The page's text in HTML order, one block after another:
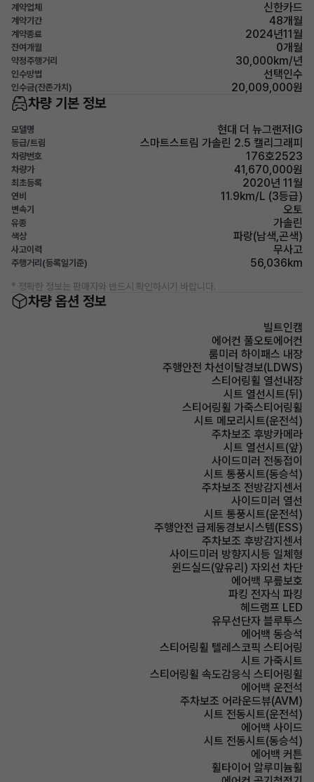
계약업체 신한카드
계약기간 48개월
계약종료 2024년11월
잔여개월 0개월
약정주행거리 30,000km/년
인수방법 선택인수
인수금(잔존가치) 20,009,000원
차량 기본 정보
모델명 현대 더 뉴그랜저IG
등급/트림 스마트스트림 가솔린 2.5 캘리그래피
차량번호 176호2523
차량가 41,670,000원
최초등록 2020년 11월
연비 11.9km/L (3등급)
변속기 오토
유종 가솔린
색상 파랑(남색,곤색)
사고이력 무사고
주행거리(등록일기준) 56,036km
* 정확한 정보는 판매자와 반드시 확인하시기 바랍니다.
차량 옵션 정보
빌트인캠
에어컨 풀오토에어컨
룸미러 하이패스 내장
주행안전 차선이탈경보(LDWS)
스티어링휠 열선내장
시트 열선시트(뒤)
스티어링휠 가죽스티어링휠
시트 메모리시트(운전석)
주차보조 후방카메라
시트 열선시트(앞)
사이드미러 전동접이
시트 통풍시트(동승석)
주차보조 전방감지센서
사이드미러 열선
시트 통풍시트(운전석)
주행안전 급제동경보시스템(ESS)
주차보조 후방감지센서
사이드미러 방향지시등 일체형
윈드실드(앞유리) 자외선 차단
에어백 무릎보호
파킹 전자식 파킹
헤드램프 LED
유무선단자 블루투스
에어백 동승석
스티어링휠 텔레스코픽 스티어링
시트 가죽시트
스티어링휠 속도감응식 스티어링휠
에어백 운전석
주차보조 어라운드뷰(AVM)
시트 전동시트(운전석)
에어백 사이드
시트 전동시트(동승석)
에어백 커튼
휠타이어 알루미늄휠